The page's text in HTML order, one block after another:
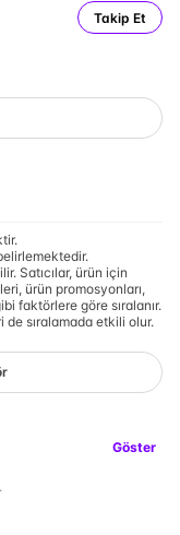
Takip Et
Satıcılar, ürün için
ürün promosyonları,
faktörlere göre sıralanır.
sıralamada etkili olur.
Göster